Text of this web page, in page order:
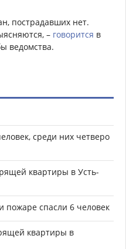
пострадавших нет.
– говорится в
ведомства.
среди них четверо
квартиры в Усть-
пожаре спасли 6 человек
квартиры в